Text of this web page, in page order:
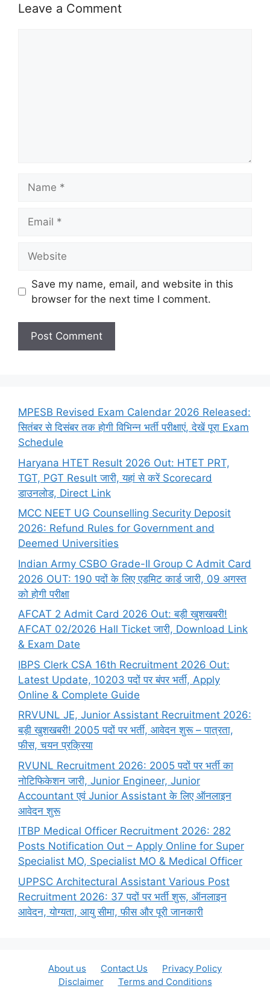
Leave a Comment
Save my name, email, and website in this
browser for the next time I comment.
MPESB Revised Exam Calendar 2026 Released:
सितंबर से दिसंबर तक होगी विभिन्न भर्ती परीक्षाएं, देखें पूरा Exam
Schedule
Haryana HTET Result 2026 Out: HTET PRT,
TGT, PGT Result जारी, यहां से करें Scorecard
डाउनलोड, Direct Link
MCC NEET UG Counselling Security Deposit
2026: Refund Rules for Government and
Deemed Universities
Indian Army CSBO Grade-II Group C Admit Card
2026 OUT: 190 पदों के लिए एडमिट कार्ड जारी, 09 अगस्त
को होगी परीक्षा
AFCAT 2 Admit Card 2026 Out: बड़ी खुशखबरी!
AFCAT 02/2026 Hall Ticket जारी, Download Link
& Exam Date
IBPS Clerk CSA 16th Recruitment 2026 Out:
Latest Update, 10203 पदों पर बंपर भर्ती, Apply
Online & Complete Guide
RRVUNL JE, Junior Assistant Recruitment 2026:
बड़ी खुशखबरी! 2005 पदों पर भर्ती, आवेदन शुरू – पात्रता,
फीस, चयन प्रक्रिया
RVUNL Recruitment 2026: 2005 पदों पर भर्ती का
नोटिफिकेशन जारी, Junior Engineer, Junior
Accountant एवं Junior Assistant के लिए ऑनलाइन
आवेदन शुरू
ITBP Medical Officer Recruitment 2026: 282
Posts Notification Out – Apply Online for Super
Specialist MO, Specialist MO & Medical Officer
UPPSC Architectural Assistant Various Post
Recruitment 2026: 37 पदों पर भर्ती शुरू, ऑनलाइन
आवेदन, योग्यता, आयु सीमा, फीस और पूरी जानकारी
About us Contact Us
Privacy Policy
Disclaimer
Terms and Conditions